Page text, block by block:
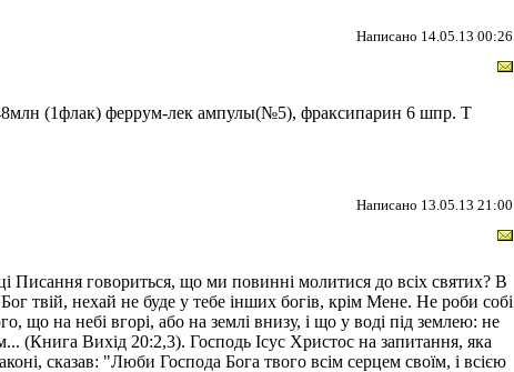
Написано 14.05.13 00:26
(1флак) феррум-лек ампулы(№5), фраксипарин 6 шпр. Т
Написано 13.05.13 21:00
Писання говориться, що ми повинні молитися до всіх святих? В
Бог твій, нехай не буде у тебе інших богів, крім Мене. Не роби собі
що на небі вгорі, або на землі внизу, і що у воді під землею: не
(Книга Вихід 20:2,3). Господь Ісус Христос на запитання, яка
сказав: "Люби Господа Бога твого всім серцем своїм, і всією